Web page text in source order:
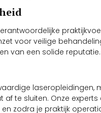
voor veilige
van een solide reputatie.
laseropleidingen,
te sluiten. Onze
zodra je praktijk